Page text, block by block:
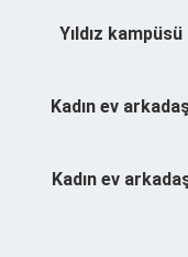
Yıldız
Kadın ev
Kadın ev